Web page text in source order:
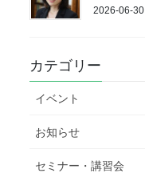
2026-06-30
カテゴリー
イベント
お知らせ
セミナー・講習会